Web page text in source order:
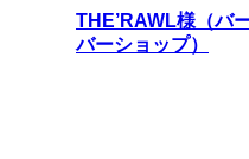
THE’RAWL様（バ
バーショップ）